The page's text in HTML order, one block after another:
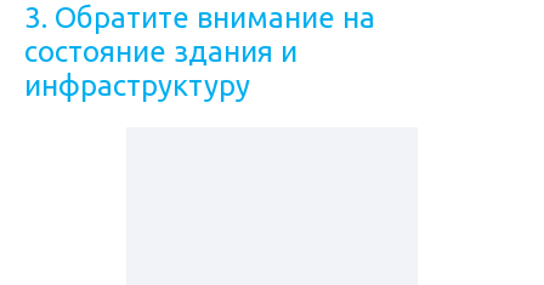
3. Обратите внимание на
состояние здания и
инфраструктуру